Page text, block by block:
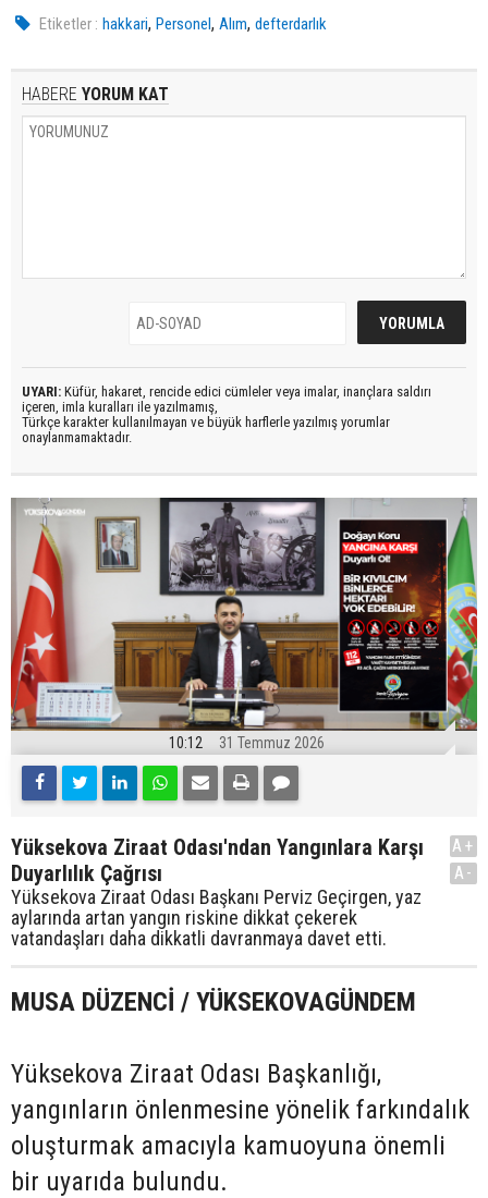
Etiketler : hakkari,Personel,Alım,defterdarlık
HABERE YORUM KAT
UYARI: Küfür, hakaret, rencide edici cümleler veya imalar, inançlara saldırı
içeren, imla kuralları ile yazılmamış,
Türkçe karakter kullanılmayan ve büyük harflerle yazılmış yorumlar
onaylanmamaktadır.
10:12 31 Temmuz 2026
Yüksekova Ziraat Odası'ndan Yangınlara Karşı
Duyarlılık Çağrısı
Yüksekova Ziraat Odası Başkanı Perviz Geçirgen, yaz
aylarında artan yangın riskine dikkat çekerek
vatandaşları daha dikkatli davranmaya davet etti.
A+
A-
MUSA DÜZENCİ / YÜKSEKOVAGÜNDEM
Yüksekova Ziraat Odası Başkanlığı,
yangınların önlenmesine yönelik farkındalık
oluşturmak amacıyla kamuoyuna önemli
bir uyarıda bulundu.